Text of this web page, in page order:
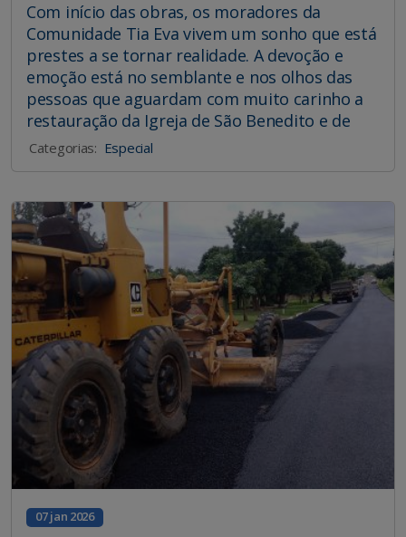
Com início das obras, os moradores da
Comunidade Tia Eva vivem um sonho que está
prestes a se tornar realidade. A devoção e
emoção está no semblante e nos olhos das
pessoas que aguardam com muito carinho a
restauração da Igreja de São Benedito e de
Categorias: Especial
07 jan 2026